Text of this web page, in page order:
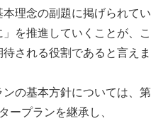
理念の副題に掲げられてい
を推進していくことが、こ
される役割であると言えま
の基本方針については、第
ープランを継承し、